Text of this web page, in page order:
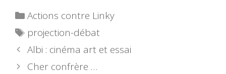
Catégories
Actions contre Linky
Étiquettes
projection-débat
Albi : cinéma art et essai
Cher confrère …